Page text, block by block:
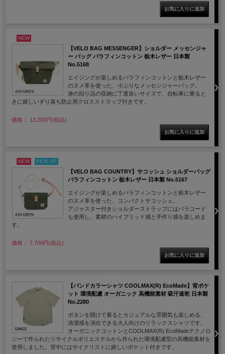
NEW
【VELO BAG MESSENGER】ショルダー メッセンジャ
ー バッグ パラフィンコットン 栃木レザー 日本製
No.5168
エイジングが楽しめるパラフィンコットンと栃木レザー
のヌメ革を使った、小ぶりなメッセンジャーバッグ。
身の回り品の収納に丁度良いサイズで、自転車に乗ると
きに嬉しいずり落ち防止用クロスストラップ付きです。
価格： 13,200円(税込)
NEW PICK UP
【VELO BAG COUNTRY】サコッシュ ショルダーバッグ
パラフィンコットン 栃木レザー 日本製 No.5167
エイジングが楽しめるパラフィンコットンと栃木レザー
のヌメ革を使った、コンパクトサコッシュ。
アジャスター付きショルダーストラップにはパラコード
も使用し、素材のハイブリッド感と手作り感を楽しめま
す。
価格： 7,700円(税込)
【バンドカラーシャツ COOLMAX(R) EcoMade】背ポケ
ット 環境配慮 オーガニック 高機能素材 吸汗速乾 日本製
No.2280
ボタンを開けて着るとカジュアルな雰囲気も楽しめる、
清潔感を演出できる大人向けのリラックスシャツです。
オーガニックコットンとCOOLMAX(R) EcoMadeテクノロ
ジーで作られたリサイクルポリエステルから作られた環境配慮型の高機能素材を
使用しました。背中にはサイクリストに嬉しいポケット付きです。